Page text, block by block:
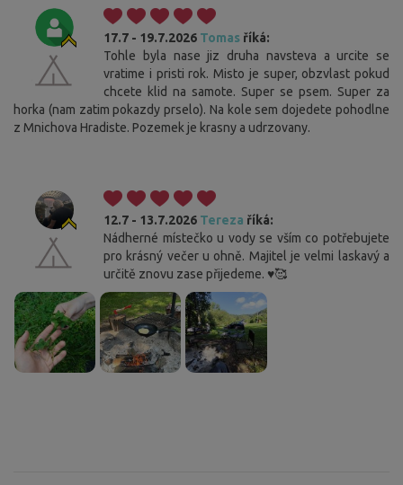
17.7 - 19.7.2026 Tomas říká:
Tohle byla nase jiz druha navsteva a urcite se
vratime i pristi rok. Misto je super, obzvlast pokud
chcete klid na samote. Super se psem. Super za
horka (nam zatim pokazdy prselo). Na kole sem dojedete pohodlne
z Mnichova Hradiste. Pozemek je krasny a udrzovany.
12.7 - 13.7.2026 Tereza říká:
Nádherné místečko u vody se vším co potřebujete
pro krásný večer u ohně. Majitel je velmi laskavý a
určitě znovu zase přijedeme. ♥️🥰